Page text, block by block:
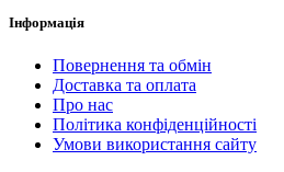
Інформація
Повернення та обмін
Доставка та оплата
Про нас
Політика конфіденційності
Умови використання сайту